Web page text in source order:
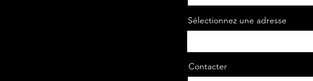
Sélectionnez une adresse
Contacter